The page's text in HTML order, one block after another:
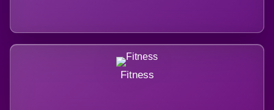
Fitness